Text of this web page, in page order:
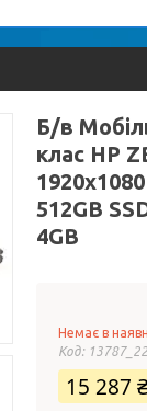
Б/в
клас HP
512GB
4GB
Немає в
Код: 13787_22
15 287 ₴